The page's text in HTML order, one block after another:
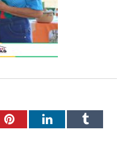
PinterestLinkedInTumblr